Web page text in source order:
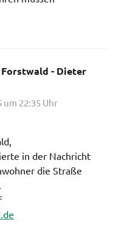
- Dieter
um 22:35 Uhr
in der Nachricht
die Straße